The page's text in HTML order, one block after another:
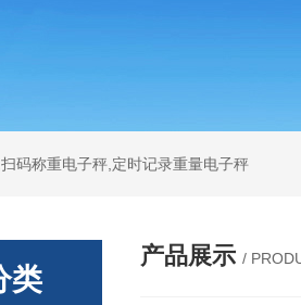
码称重电子秤,定时记录重量电子秤
类
产品展示 /